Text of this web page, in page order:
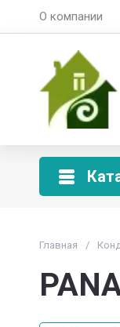
О компании
Главная /